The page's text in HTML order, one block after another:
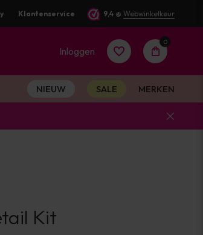
Dezelfde werkdag verstuurd
Klantenservice 9,4 @ Webwinkelkeur
Inloggen
aanmaken
0
NIEUW SALE MERKEN
Kit